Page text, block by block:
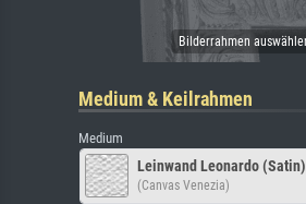
Medium & Keilrahmen
Medium
Leinwand Leonardo (Satin)
(Canvas Venezia)